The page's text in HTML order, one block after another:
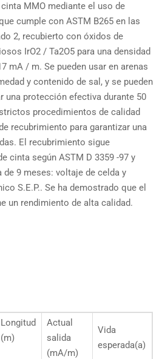
MMO mediante el uso de
cumple con ASTM B265 en las
2, recubierto con óxidos de
IrO2 / Ta2O5 para una densidad
mA / m. Se pueden usar en arenas
y contenido de sal, y se pueden
una protección efectiva durante 50
procedimientos de calidad
recubrimiento para garantizar una
El recubrimiento sigue
cinta según ASTM D 3359 -97 y
de 9 meses: voltaje de celda y
S.E.P.. Se ha demostrado que el
un rendimiento de alta calidad.
Longitud
(m)
Actual
salida
(mA/m)
Vida
esperada(a)